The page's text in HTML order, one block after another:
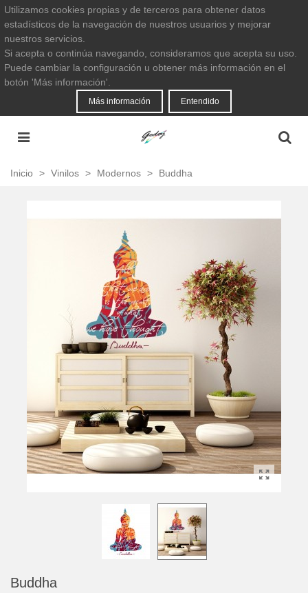
Utilizamos cookies propias y de terceros para obtener datos
estadísticos de la navegación de nuestros usuarios y mejorar
nuestros servicios.
Si acepta o continúa navegando, consideramos que acepta su uso.
Puede cambiar la configuración u obtener más información en el
botón 'Más información'.
Más información Entendido
Inicio > Vinilos > Modernos > Buddha
Buddha